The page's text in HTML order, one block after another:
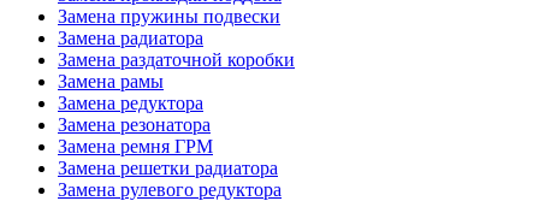
Замена пружины подвески
Замена радиатора
Замена раздаточной коробки
Замена рамы
Замена редуктора
Замена резонатора
Замена ремня ГРМ
Замена решетки радиатора
Замена рулевого редуктора